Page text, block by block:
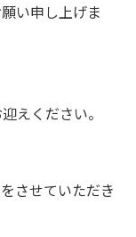
い申し上げま
えください。
させていただき